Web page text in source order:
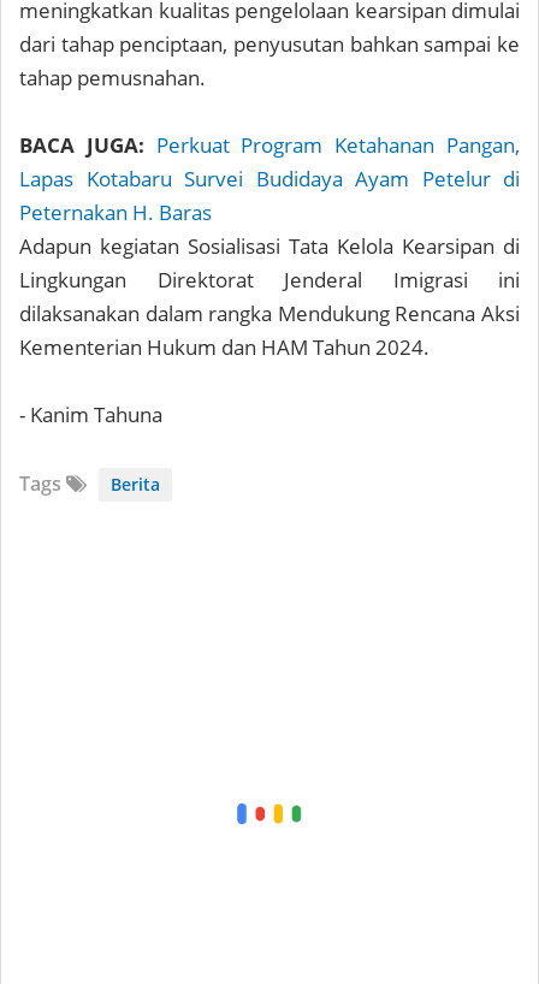
meningkatkan kualitas pengelolaan kearsipan dimulai
dari tahap penciptaan, penyusutan bahkan sampai ke
tahap pemusnahan.
BACA JUGA: Perkuat Program Ketahanan Pangan,
Lapas Kotabaru Survei Budidaya Ayam Petelur di
Peternakan H. Baras
Adapun kegiatan Sosialisasi Tata Kelola Kearsipan di
Lingkungan Direktorat Jenderal Imigrasi ini
dilaksanakan dalam rangka Mendukung Rencana Aksi
Kementerian Hukum dan HAM Tahun 2024.
- Kanim Tahuna
Tags Berita